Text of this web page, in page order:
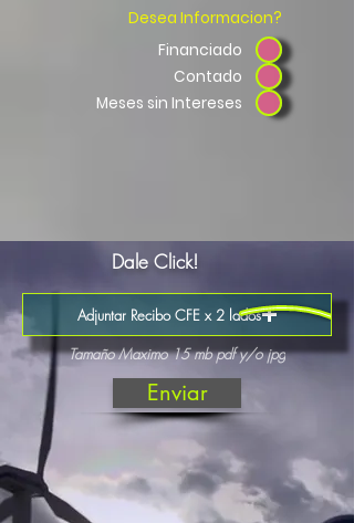
?Desea Informacion
Financiado
Contado
Meses sin Intereses
Adjuntar Recibo CFE x 2 lados
Tamaño Maximo 15 mb pdf y/o jpg
Dale Click!
Enviar